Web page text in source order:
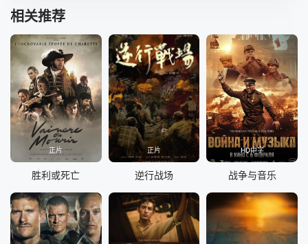
相关推荐
正片
胜利或死亡
正片
逆行战场
HD中字
战争与音乐